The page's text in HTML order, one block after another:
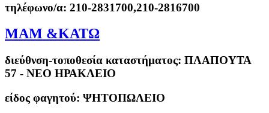
τηλέφωνο/α: 210-2831700,210-2816700
ΜΑΜ &ΚΑΤΩ
διεύθνση-τοποθεσία καταστήματος: ΠΛΑΠΟΥΤΑ
57 - ΝΕΟ ΗΡΑΚΛΕΙΟ
είδος φαγητού: ΨΗΤΟΠΩΛΕΙΟ